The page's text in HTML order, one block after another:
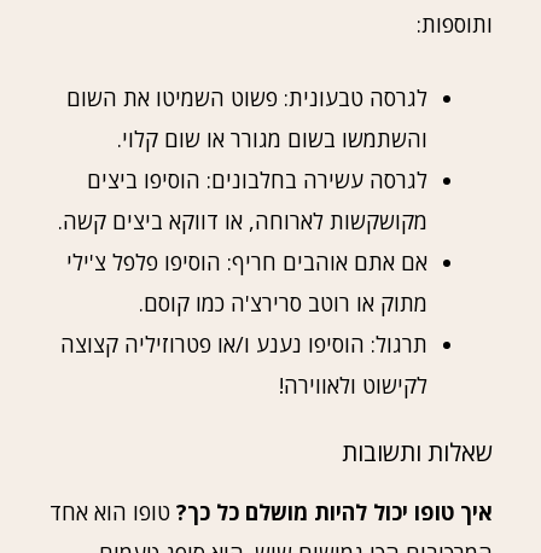
ותוספות:
לגרסה טבעונית: פשוט השמיטו את השום
והשתמשו בשום מגורר או שום קלוי.
לגרסה עשירה בחלבונים: הוסיפו ביצים
מקושקשות לארוחה, או דווקא ביצים קשה.
אם אתם אוהבים חריף: הוסיפו פלפל צ'ילי
מתוק או רוטב סרירצ'ה כמו קוסם.
תרגול: הוסיפו נענע ו/או פטרוזיליה קצוצה
לקישוט ולאווירה!
שאלות ותשובות
איך טופו יכול להיות מושלם כל כך? טופו הוא אחד